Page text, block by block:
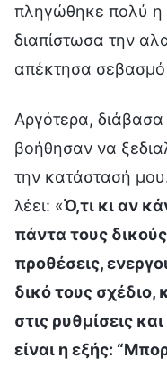
πληγώθηκε πολύ η
διαπίστωσα την
απέκτησα σεβασμό
Αργότερα,
βοήθησαν να
την κατάστασή
λέει: «Ό,τι κι αν
πάντα τους
προθέσεις,
δικό τους σχέδιο,
στις ρυθμίσεις
είναι η εξής: